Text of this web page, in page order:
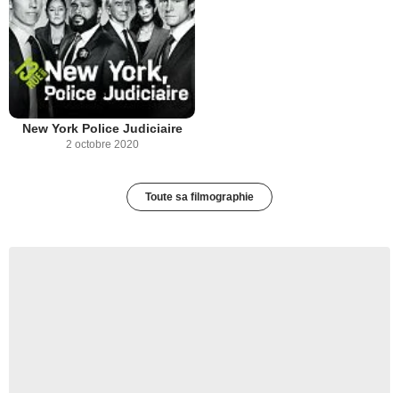
New York Police Judiciaire
2 octobre 2020
Toute sa filmographie